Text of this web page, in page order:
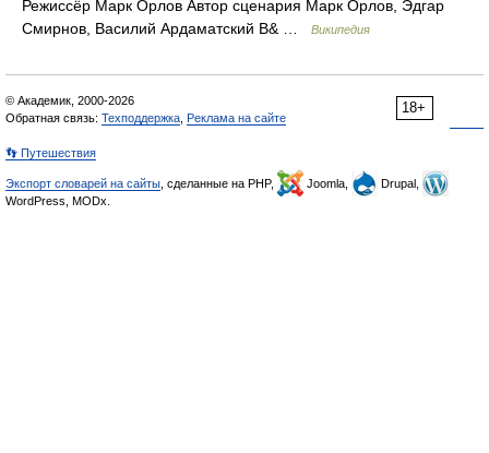
Режиссёр Марк Орлов Автор сценария Марк Орлов, Эдгар
Смирнов, Василий Ардаматский В& …
Википедия
18+
© Академик, 2000-2026
Обратная связь: Техподдержка Реклама на сайте
👣 Путешествия
Экспорт словарей на сайты , сделанные на PHP, Joomla,
Drupal,
WordPress, MODx.